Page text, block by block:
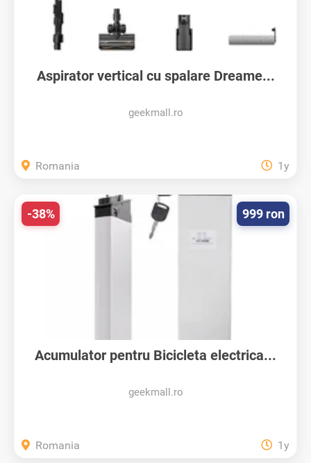
Aspirator vertical cu spalare Dreame...
geekmall.ro
Romania 1y
Acumulator pentru Bicicleta electrica...
geekmall.ro
999 ron
-38%
Romania 1y